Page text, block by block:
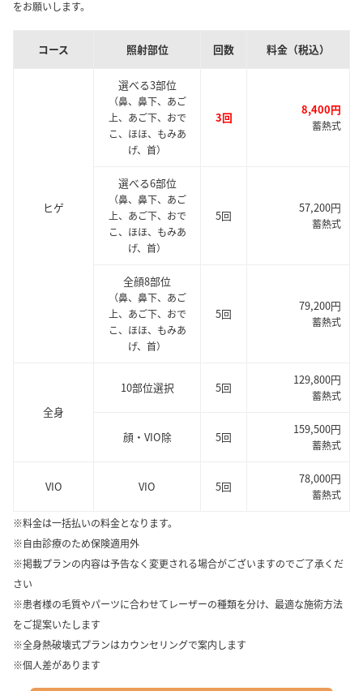
をお願いします。
コース 照射部位 回数 料金（税込）
ヒゲ
選べる3部位
（鼻、鼻下、あご
上、あご下、おで
こ、ほほ、もみあ
げ、首）
3回
8,400円
蓄熱式
選べる6部位
（鼻、鼻下、あご
上、あご下、おで
こ、ほほ、もみあ
げ、首）
5回
57,200円
蓄熱式
全顔8部位
（鼻、鼻下、あご
上、あご下、おで
こ、ほほ、もみあ
げ、首）
5回
79,200円
蓄熱式
全身
10部位選択 5回
129,800円
蓄熱式
顔・VIO除 5回
159,500円
蓄熱式
VIO VIO 5回
78,000円
蓄熱式
※料金は一括払いの料金となります。
※自由診療のため保険適用外
※掲載プランの内容は予告なく変更される場合がございますのでご了承くだ
さい
※患者様の毛質やパーツに合わせてレーザーの種類を分け、最適な施術方法
をご提案いたします
※全身熱破壊式プランはカウンセリングで案内します
※個人差があります